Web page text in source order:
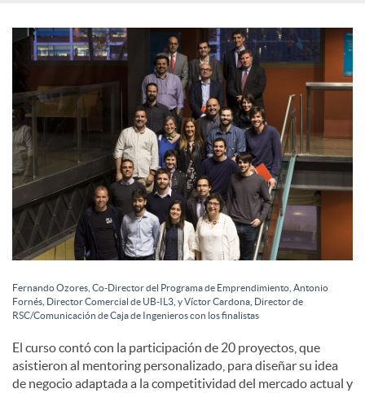
a
l
e
s
Fernando Ozores, Co-Director del Programa de Emprendimiento, Antonio
Fornés, Director Comercial de UB-IL3, y Víctor Cardona, Director de
RSC/Comunicación de Caja de Ingenieros con los finalistas
El curso contó con la participación de 20 proyectos, que
asistieron al mentoring personalizado, para diseñar su idea
de negocio adaptada a la competitividad del mercado actual y